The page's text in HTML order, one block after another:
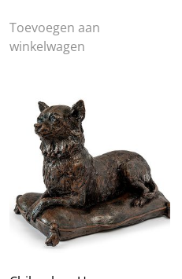
Toevoegen aan
winkelwagen